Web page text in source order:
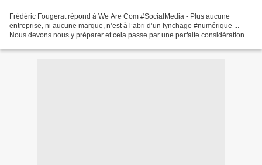
Frédéric Fougerat répond à We Are Com #SocialMedia - Plus aucune
entreprise, ni aucune marque, n’est à l’abri d’un lynchage #numérique ...
Nous devons nous y préparer et cela passe par une parfaite considération